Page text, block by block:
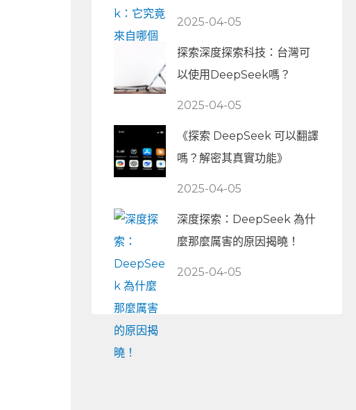
2025-04-05
探索深度探索科技：台灣可
以使用DeepSeek嗎？
2025-04-05
《探索 DeepSeek 可以翻譯
嗎？解密其真實功能》
2025-04-05
深度探索：DeepSeek 為什
麼那麼厲害的原因揭曉！
2025-04-05